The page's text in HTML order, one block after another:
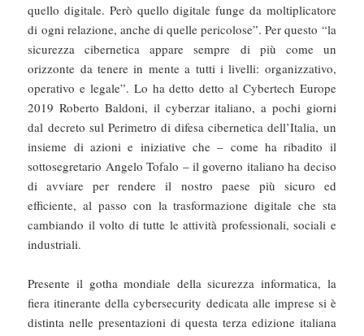
quello digitale. Però quello digitale funge da moltiplicatore
di ogni relazione, anche di quelle pericolose”. Per questo “la
sicurezza cibernetica appare sempre di più come un
orizzonte da tenere in mente a tutti i livelli: organizzativo,
operativo e legale”. Lo ha detto detto al Cybertech Europe
2019 Roberto Baldoni, il cyberzar italiano, a pochi giorni
dal decreto sul Perimetro di difesa cibernetica dell’Italia, un
insieme di azioni e iniziative che – come ha ribadito il
sottosegretario Angelo Tofalo – il governo italiano ha deciso
di avviare per rendere il nostro paese più sicuro ed
efficiente, al passo con la trasformazione digitale che sta
cambiando il volto di tutte le attività professionali, sociali e
industriali.
Presente il gotha mondiale della sicurezza informatica, la
fiera itinerante della cybersecurity dedicata alle imprese si è
distinta nelle presentazioni di questa terza edizione italiana